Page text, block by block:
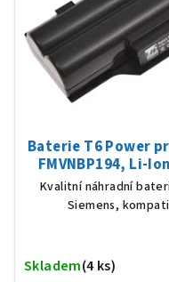
Baterie T6 Power
FMVNBP194, Li-
Kvalitní náhradní
Siemens,
Skladem(4 ks)